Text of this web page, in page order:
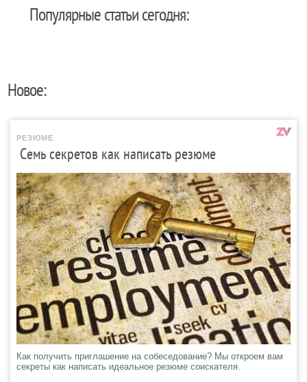
Популярные статьи сегодня:
Новое:
РЕЗЮМЕ
Семь секретов как написать резюме
Как получить приглашение на собеседование? Мы откроем вам
секреты как написать идеальное резюме соискателя.